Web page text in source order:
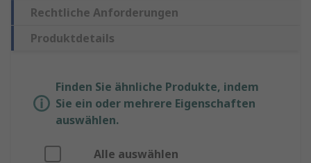
Rechtliche Anforderungen
Produktdetails
Finden Sie ähnliche Produkte, indem
Sie ein oder mehrere Eigenschaften
auswählen.
Alle auswählen